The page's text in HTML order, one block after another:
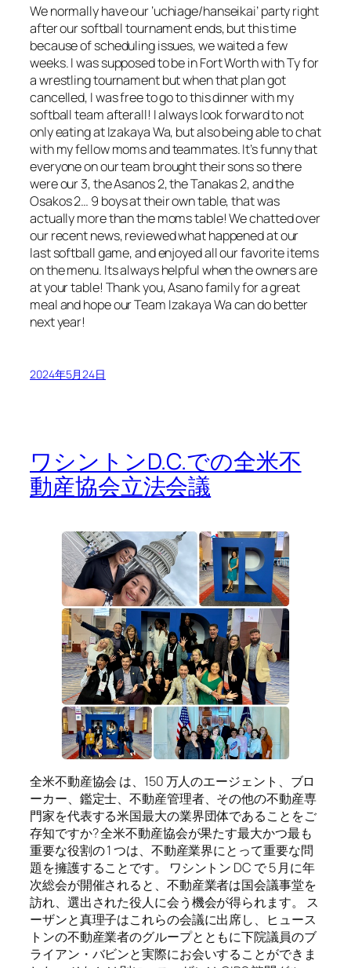
We normally have our ‘uchiage/hanseikai’ party right
after our softball tournament ends, but this time
because of scheduling issues, we waited a few
weeks. I was supposed to be in Fort Worth with Ty for
a wrestling tournament but when that plan got
cancelled, I was free to go to this dinner with my
softball team afterall! I always look forward to not
only eating at Izakaya Wa, but also being able to chat
with my fellow moms and teammates. It’s funny that
everyone on our team brought their sons so there
were our 3, the Asanos 2, the Tanakas 2, and the
Osakos 2… 9 boys at their own table, that was
actually more than the moms table! We chatted over
our recent news, reviewed what happened at our
last softball game, and enjoyed all our favorite items
on the menu. Its always helpful when the owners are
at your table! Thank you, Asano family for a great
meal and hope our Team Izakaya Wa can do better
next year!
2024年5月24日
ワシントンD.C.での全米不
動産協会立法会議
全米不動産協会 は、150 万人のエージェント、ブロ
ーカー、鑑定士、不動産管理者、その他の不動産専
門家を代表する米国最大の業界団体であることをご
存知ですか? 全米不動産協会が果たす最大かつ最も
重要な役割の 1 つは、不動産業界にとって重要な問
題を擁護することです。 ワシントン DC で 5 月に年
次総会が開催されると、不動産業者は国会議事堂を
訪れ、選出された役人に会う機会が得られます。 ス
ーザンと真理子はこれらの会議に出席し、ヒュース
トンの不動産業者のグループとともに下院議員のブ
ライアン・バビンと実際にお会いすることができま